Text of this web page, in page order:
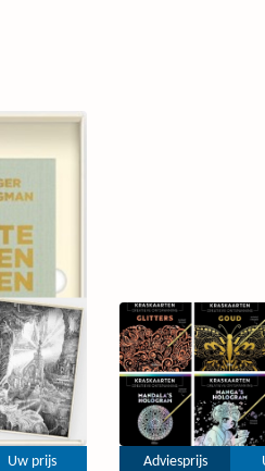
Uw prijs
Adviesprijs